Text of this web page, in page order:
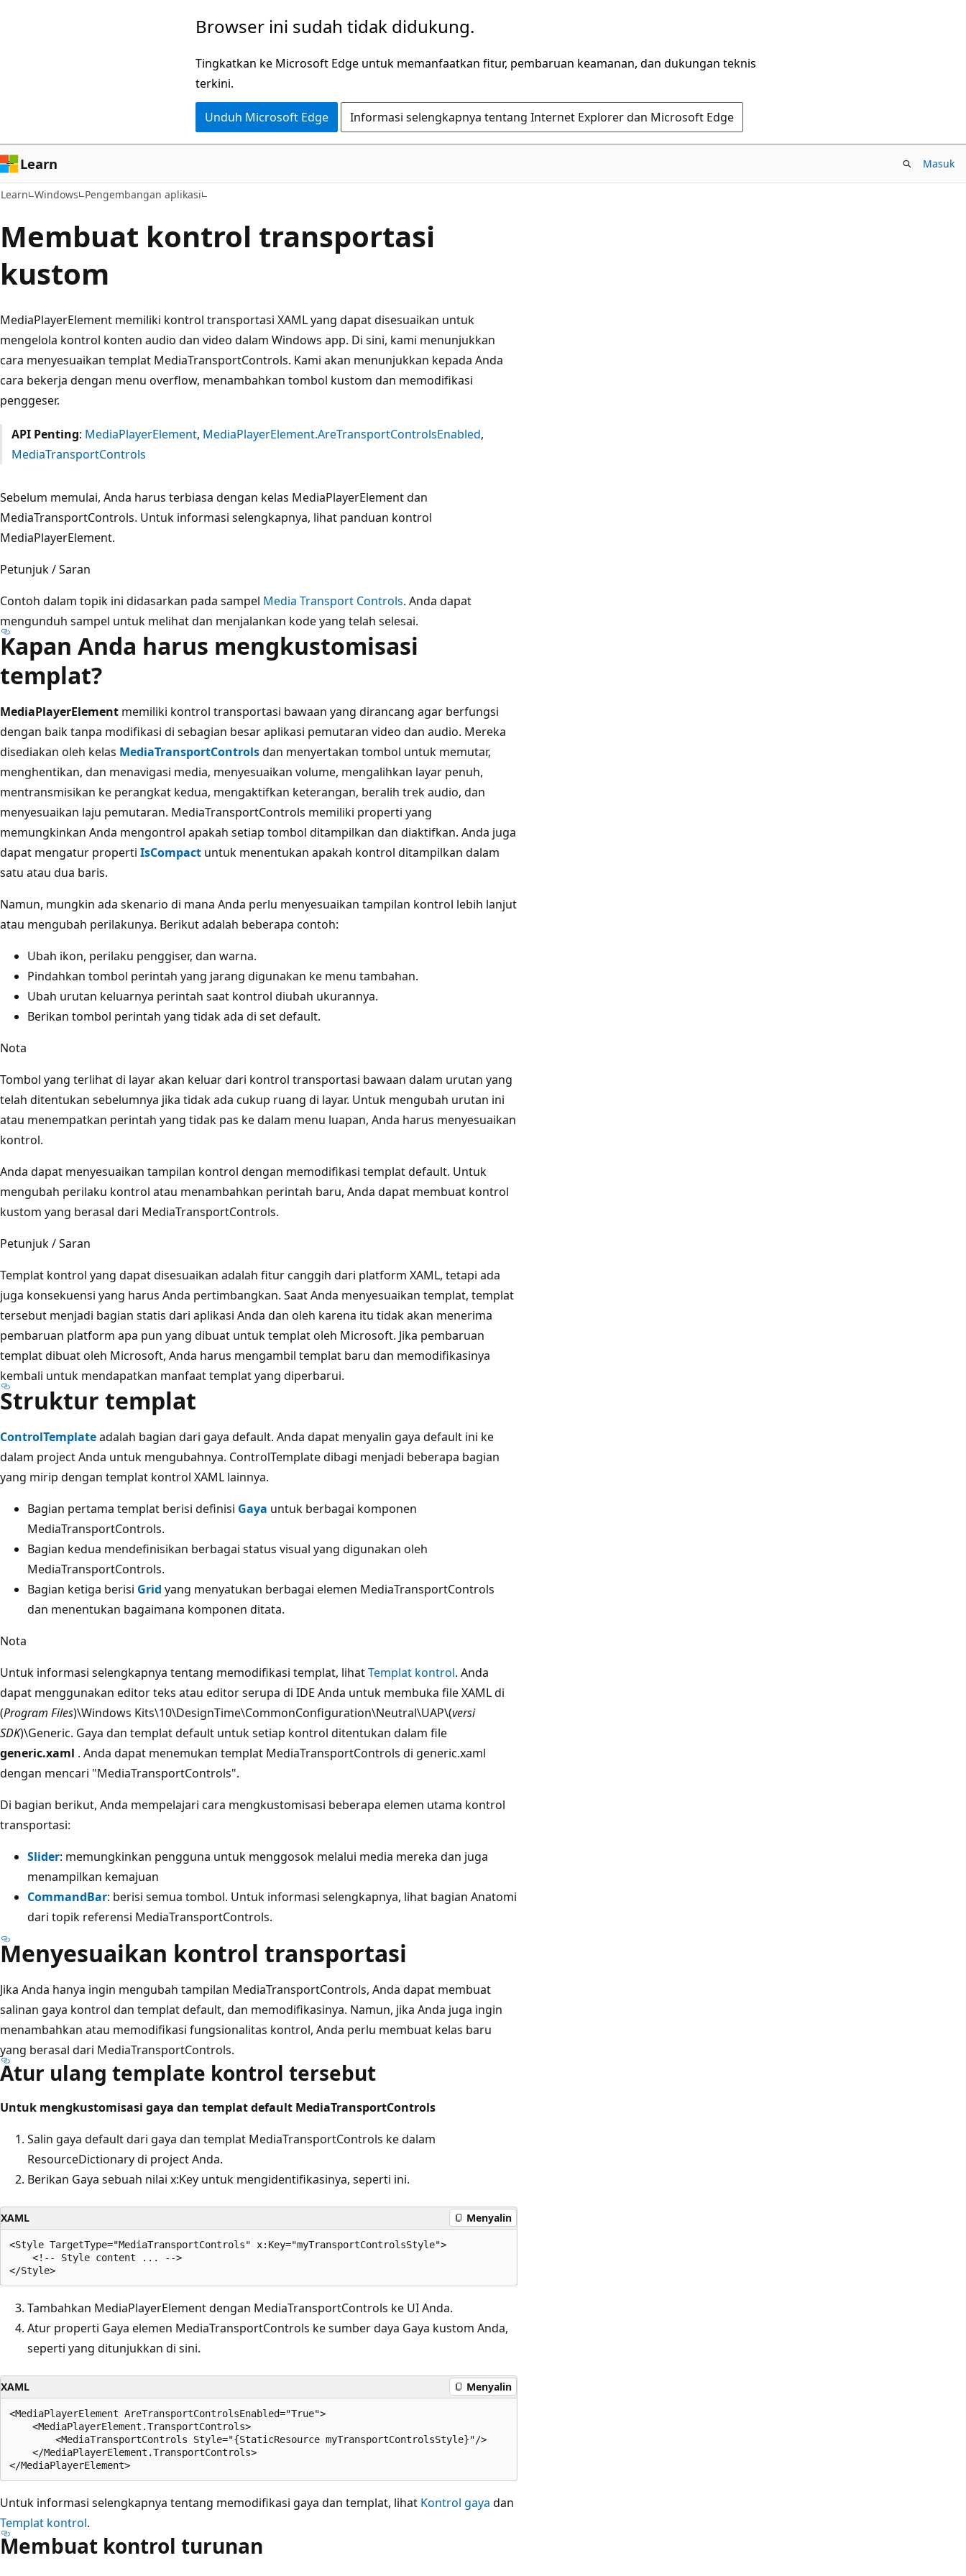
Browser ini sudah tidak didukung.
Tingkatkan ke Microsoft Edge untuk memanfaatkan fitur, pembaruan keamanan, dan dukungan teknis
terkini.
Unduh Microsoft Edge Informasi selengkapnya tentang Internet Explorer dan Microsoft Edge
Learn Masuk
Learn Windows Pengembangan aplikasi
Membuat kontrol transportasi
kustom
MediaPlayerElement memiliki kontrol transportasi XAML yang dapat disesuaikan untuk
mengelola kontrol konten audio dan video dalam Windows app. Di sini, kami menunjukkan
cara menyesuaikan templat MediaTransportControls. Kami akan menunjukkan kepada Anda
cara bekerja dengan menu overflow, menambahkan tombol kustom dan memodifikasi
penggeser.
API Penting: MediaPlayerElement, MediaPlayerElement.AreTransportControlsEnabled,
MediaTransportControls
Sebelum memulai, Anda harus terbiasa dengan kelas MediaPlayerElement dan
MediaTransportControls. Untuk informasi selengkapnya, lihat panduan kontrol
MediaPlayerElement.
Petunjuk / Saran
Contoh dalam topik ini didasarkan pada sampel Media Transport Controls. Anda dapat
mengunduh sampel untuk melihat dan menjalankan kode yang telah selesai.
Kapan Anda harus mengkustomisasi
templat?
MediaPlayerElement memiliki kontrol transportasi bawaan yang dirancang agar berfungsi
dengan baik tanpa modifikasi di sebagian besar aplikasi pemutaran video dan audio. Mereka
disediakan oleh kelas MediaTransportControlsdan menyertakan tombol untuk memutar,
menghentikan, dan menavigasi media, menyesuaikan volume, mengalihkan layar penuh,
mentransmisikan ke perangkat kedua, mengaktifkan keterangan, beralih trek audio, dan
menyesuaikan laju pemutaran. MediaTransportControls memiliki properti yang
memungkinkan Anda mengontrol apakah setiap tombol ditampilkan dan diaktifkan. Anda juga
dapat mengatur properti IsCompact untuk menentukan apakah kontrol ditampilkan dalam
satu atau dua baris.
Namun, mungkin ada skenario di mana Anda perlu menyesuaikan tampilan kontrol lebih lanjut
atau mengubah perilakunya. Berikut adalah beberapa contoh:
Ubah ikon, perilaku penggiser, dan warna.
Pindahkan tombol perintah yang jarang digunakan ke menu tambahan.
Ubah urutan keluarnya perintah saat kontrol diubah ukurannya.
Berikan tombol perintah yang tidak ada di set default.
Nota
Tombol yang terlihat di layar akan keluar dari kontrol transportasi bawaan dalam urutan yang
telah ditentukan sebelumnya jika tidak ada cukup ruang di layar. Untuk mengubah urutan ini
atau menempatkan perintah yang tidak pas ke dalam menu luapan, Anda harus menyesuaikan
kontrol.
Anda dapat menyesuaikan tampilan kontrol dengan memodifikasi templat default. Untuk
mengubah perilaku kontrol atau menambahkan perintah baru, Anda dapat membuat kontrol
kustom yang berasal dari MediaTransportControls.
Petunjuk / Saran
Templat kontrol yang dapat disesuaikan adalah fitur canggih dari platform XAML, tetapi ada
juga konsekuensi yang harus Anda pertimbangkan. Saat Anda menyesuaikan templat, templat
tersebut menjadi bagian statis dari aplikasi Anda dan oleh karena itu tidak akan menerima
pembaruan platform apa pun yang dibuat untuk templat oleh Microsoft. Jika pembaruan
templat dibuat oleh Microsoft, Anda harus mengambil templat baru dan memodifikasinya
kembali untuk mendapatkan manfaat templat yang diperbarui.
Struktur templat
ControlTemplateadalah bagian dari gaya default. Anda dapat menyalin gaya default ini ke
dalam project Anda untuk mengubahnya. ControlTemplate dibagi menjadi beberapa bagian
yang mirip dengan templat kontrol XAML lainnya.
Bagian pertama templat berisi definisi Gaya untuk berbagai komponen
MediaTransportControls.
Bagian kedua mendefinisikan berbagai status visual yang digunakan oleh
MediaTransportControls.
Bagian ketiga berisi Grid yang menyatukan berbagai elemen MediaTransportControls
dan menentukan bagaimana komponen ditata.
Nota
Untuk informasi selengkapnya tentang memodifikasi templat, lihatTemplat kontrol. Anda
dapat menggunakan editor teks atau editor serupa di IDE Anda untuk membuka file XAML di
(Program Files)\Windows Kits\10\DesignTime\CommonConfiguration\Neutral\UAP\(versi
SDK)\Generic. Gaya dan templat default untuk setiap kontrol ditentukan dalam file
generic.xaml . Anda dapat menemukan templat MediaTransportControls di generic.xaml
dengan mencari "MediaTransportControls".
Di bagian berikut, Anda mempelajari cara mengkustomisasi beberapa elemen utama kontrol
transportasi:
Slider: memungkinkan pengguna untuk menggosok melalui media mereka dan juga
menampilkan kemajuan
CommandBar: berisi semua tombol. Untuk informasi selengkapnya, lihat bagian Anatomi
dari topik referensi MediaTransportControls.
Menyesuaikan kontrol transportasi
Jika Anda hanya ingin mengubah tampilan MediaTransportControls, Anda dapat membuat
salinan gaya kontrol dan templat default, dan memodifikasinya. Namun, jika Anda juga ingin
menambahkan atau memodifikasi fungsionalitas kontrol, Anda perlu membuat kelas baru
yang berasal dari MediaTransportControls.
Atur ulang template kontrol tersebut
Untuk mengkustomisasi gaya dan templat default MediaTransportControls
Salin gaya default dari gaya dan templat MediaTransportControls ke dalam
ResourceDictionary di project Anda.
Berikan Gaya sebuah nilai x:Key untuk mengidentifikasinya, seperti ini.
XAML Menyalin
<Style TargetType="MediaTransportControls" x:Key="myTransportControlsStyle">
    <!-- Style content ... -->
Tambahkan MediaPlayerElement dengan MediaTransportControls ke UI Anda.
Atur properti Gaya elemen MediaTransportControls ke sumber daya Gaya kustom Anda,
seperti yang ditunjukkan di sini.
XAML Menyalin
<MediaPlayerElement AreTransportControlsEnabled="True">
    <MediaPlayerElement.TransportControls>
        <MediaTransportControls Style="{StaticResource myTransportControlsStyle}"/>
    </MediaPlayerElement.TransportControls>
Untuk informasi selengkapnya tentang memodifikasi gaya dan templat, lihat Kontrol gaya dan
Templat kontrol.
Membuat kontrol turunan